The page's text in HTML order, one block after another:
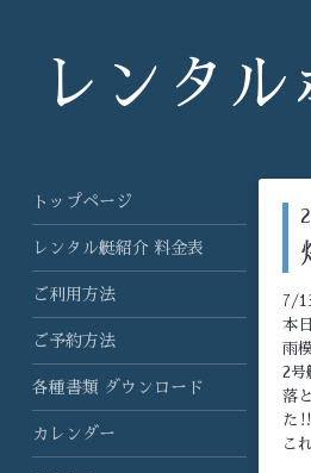
レンタ
7/
本
雨
2号
落
た‼️
こ
トップページ
レンタル艇紹介 料金表
ご利用方法
ご予約方法
各種書類 ダウンロード
カレンダー